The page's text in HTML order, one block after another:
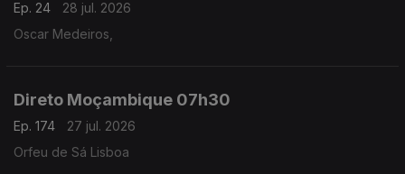
Ep. 24
28 jul. 2026
Oscar Medeiros,
Direto Moçambique 07h30
Ep. 174
27 jul. 2026
Orfeu de Sá Lisboa